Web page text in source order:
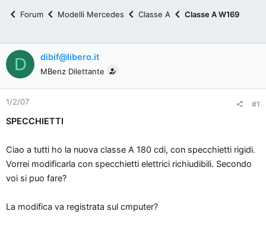
e
i
s
c
u
i
o
n
t
n
i
Forum Modelli Mercedes Classe A Classe A W169
D dibif@libero.it
MBenz Dilettante
1/2/07 #1
SPECCHIETTI
Ciao a tutti ho la nuova classe A 180 cdi, con specchietti rigidi.
Vorrei modificarla con specchietti elettrici richiudibili. Secondo
voi si puo fare?
La modifica va registrata sul cmputer?